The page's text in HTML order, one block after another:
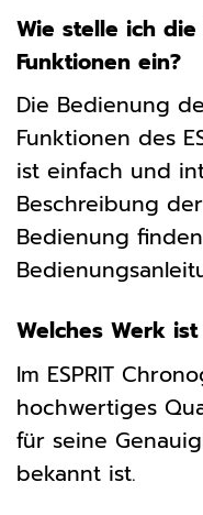
Wie stelle ich
Funktionen ein?
Die Bedienung
Funktionen des
ist einfach und
Beschreibung
Bedienung
Welches Werk
Im ESPRIT
hochwertiges
für seine
bekannt ist.